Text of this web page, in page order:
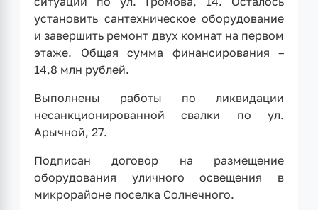
установить сантехническое оборудование
и завершить ремонт двух комнат на первом
этаже. Общая сумма финансирования –
14,8 млн рублей.
Выполнены работы по ликвидации
несанкционированной свалки по ул.
Арычной, 27.
Подписан договор на размещение
оборудования уличного освещения в
микрорайоне поселка Солнечного.